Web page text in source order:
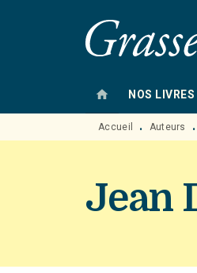
MENU
home NOS LIVRES
Accueil • Auteurs •
Jean